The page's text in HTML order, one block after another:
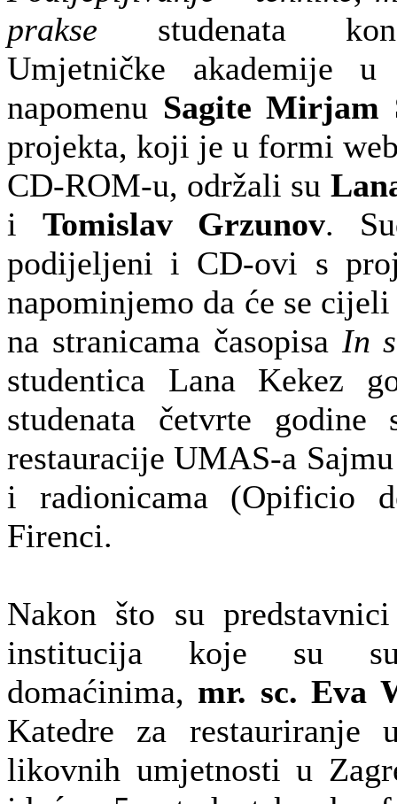
prakse studenata
Umjetničke akademije
napomenu Sagite Mirjam
projekta, koji je u formi
CD-ROM-u, održali su
i Tomislav Grzunov.
podijeljeni i CD-ovi s
napominjemo da će se
na stranicama časopisa In
studentica Lana Kekez
studenata četvrte godine
restauracije UMAS-a
i radionicama (Opificio
Firenci.
Nakon što su
institucija koje su
domaćinima, mr. sc. Eva
Katedre za restauriranje
likovnih umjetnosti u